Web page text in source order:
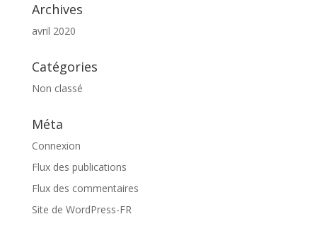
Archives
avril 2020
Catégories
Non classé
Méta
Connexion
Flux des publications
Flux des commentaires
Site de WordPress-FR